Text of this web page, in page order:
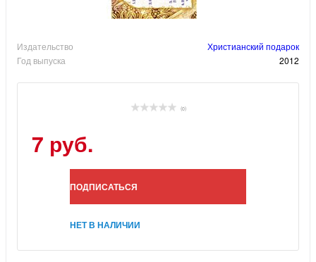
Издательство
Христианский подарок
Год выпуска
2012
(0)
7 руб.
ПОДПИСАТЬСЯ
НЕТ В НАЛИЧИИ